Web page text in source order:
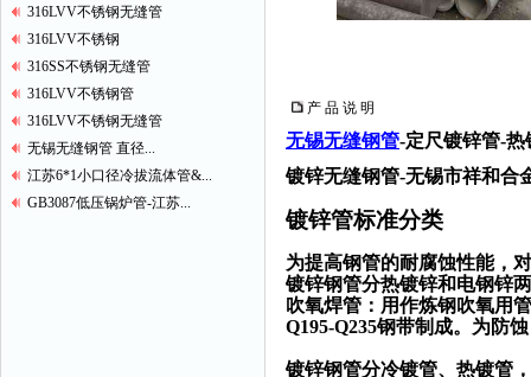
316LVV不锈钢无缝管
316LVV不锈钢
316SS不锈钢无缝管
316LVV不锈钢管
316LVV不锈钢无缝管
无锡无缝钢管 直径...
江苏6*1小口径冷拔流体管&...
GB3087低压锅炉管-江苏...
产 品 说 明
无锡无缝钢管-定尺镀锌管-热
镀锌无缝钢管-无锡市祥和合
镀锌管标准分类
为提高钢管的耐腐蚀性能，
镀锌钢管分热镀锌和电钢锌
吹氧焊管：用作炼钢吹氧用
Q195-Q235钢带制成。为防
镀锌钢管分冷镀管、热镀管